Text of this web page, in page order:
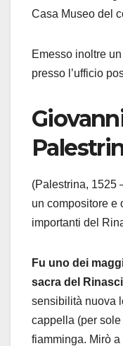
Casa Museo del
Emesso inoltre
presso l ’ufficio
(Palestrina, 1525
un compositore e
importanti del
Fu uno dei
sacra del
sensibilità nuova
cappella (per
fiamminga. Mirò